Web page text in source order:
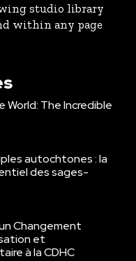
studio library
within any page
The Incredible
autochtones : la
des sages-
Changement
et
à la CDHC